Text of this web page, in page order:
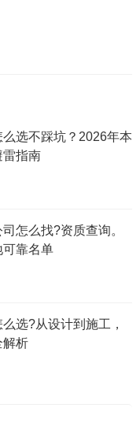
选不踩坑？2026年本
雷指南
怎么找?资质查询。
靠名单
选?从设计到施工，
解析